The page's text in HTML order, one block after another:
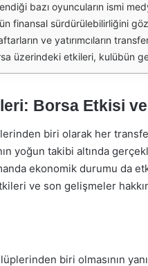
genç yetenekler ve deneyimli futbolcularla görüşmeler yapıldığı belirtiliyor. Bu transferlerin
maliyetli transferlerin yanı sıra, kiralık oyuncularla yapılan anlaşmalar ve takas
haberlerinin ardından borsa fiyatlarının hareketliliği, yatırımcıların kulübe olan güvenini ve
yakından takip ederken, yatırımcılar da kulübün finansal durumunu ve borsa performansını
Borsa Etkisi
biri olarak her
yoğun takibi altında
ekonomik durumu da
ve son gelişmeler
biri olmasının